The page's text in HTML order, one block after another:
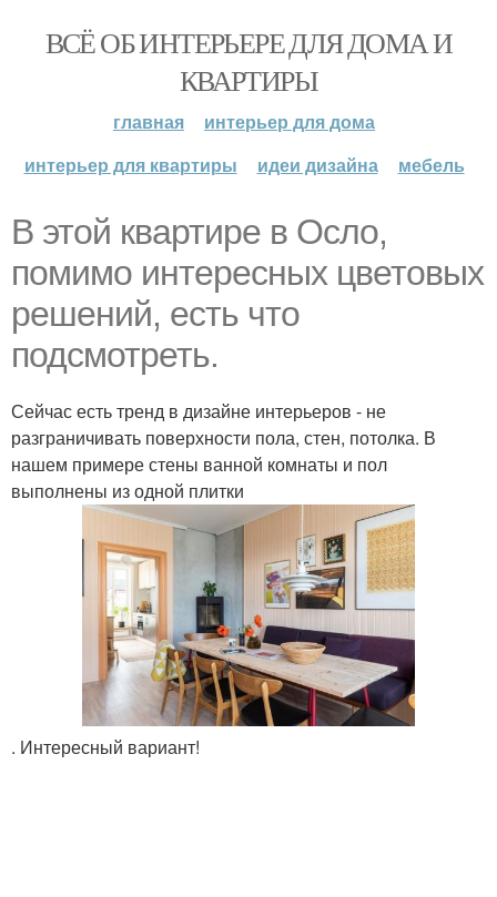
ВСЁ ОБ ИНТЕРЬЕРЕ ДЛЯ ДОМА И
КВАРТИРЫ
главная
интерьер для дома
интерьер для квартиры
идеи дизайна мебель
В этой квартире в Осло,
помимо интересных цветовых
решений, есть что
подсмотреть.
Сейчас есть тренд в дизайне интерьеров - не
разграничивать поверхности пола, стен, потолка. В
нашем примере стены ванной комнаты и пол
выполнены из одной плитки
. Интересный вариант!